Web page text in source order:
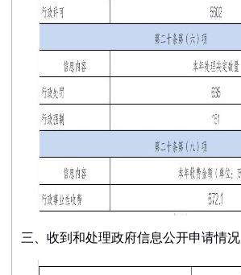
三、收到和处理政府信息公开申请情况